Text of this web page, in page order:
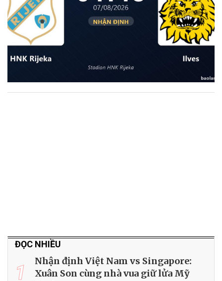
ĐỌC NHIỀU
1
Nhận định Việt Nam vs Singapore:
Xuân Son cùng nhà vua giữ lửa Mỹ